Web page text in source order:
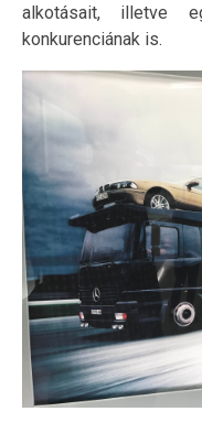
alkotásait, illetve
konkurenciának is.